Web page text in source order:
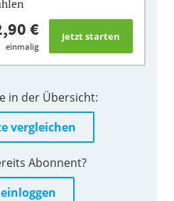
€
einmalig
in der Übersicht:
vergleichen
Abonnent?